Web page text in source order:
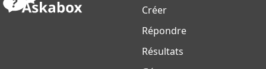
Créer
Répondre
Résultats